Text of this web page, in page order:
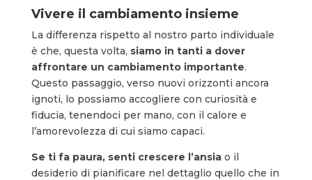
Vivere il cambiamento insieme
La differenza rispetto al nostro parto individuale
è che, questa volta, siamo in tanti adover
affrontare un cambiamento importante.
Questo passaggio, verso nuovi orizzonti ancora
ignoti, lo possiamo accogliere con curiosità e
fiducia, tenendoci per mano, con il calore e
l’amorevolezza di cui siamo capaci.
Se ti fa paura, senti crescere l’ansia o il
desiderio di pianificare nel dettaglio quello che in